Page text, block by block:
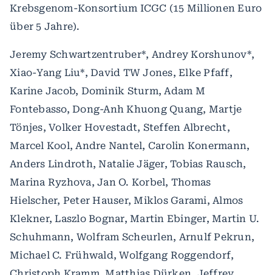
Krebsgenom-Konsortium ICGC (15 Millionen Euro
über 5 Jahre).
Jeremy Schwartzentruber*, Andrey Korshunov*,
Xiao-Yang Liu*, David TW Jones, Elke Pfaff,
Karine Jacob, Dominik Sturm, Adam M
Fontebasso, Dong-Anh Khuong Quang, Martje
Tönjes, Volker Hovestadt, Steffen Albrecht,
Marcel Kool, Andre Nantel, Carolin Konermann,
Anders Lindroth, Natalie Jäger, Tobias Rausch,
Marina Ryzhova, Jan O. Korbel, Thomas
Hielscher, Peter Hauser, Miklos Garami, Almos
Klekner, Laszlo Bognar, Martin Ebinger, Martin U.
Schuhmann, Wolfram Scheurlen, Arnulf Pekrun,
Michael C. Frühwald, Wolfgang Roggendorf,